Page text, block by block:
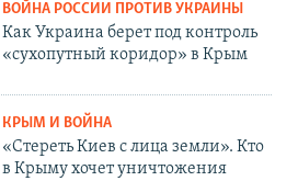
ВОЙНА РОССИИ ПРОТИВ УКРАИНЫ
Как Украина берет под контроль
«сухопутный коридор» в Крым
КРЫМ И ВОЙНА
«Стереть Киев с лица земли». Кто
в Крыму хочет уничтожения